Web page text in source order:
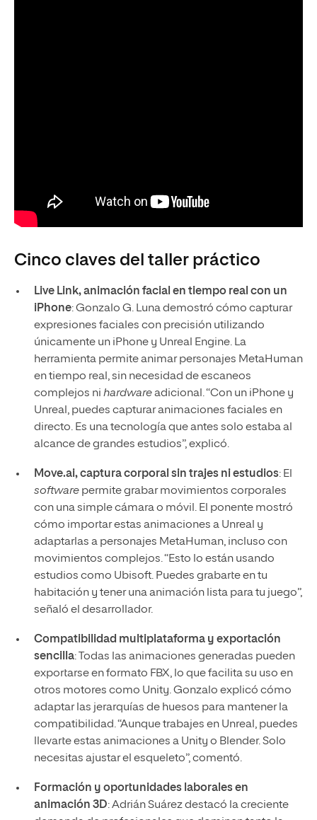
Cinco claves del taller práctico
Live Link, animación facial en tiempo real con un
iPhone: Gonzalo G. Luna demostró cómo capturar
expresiones faciales con precisión utilizando
únicamente un iPhone y Unreal Engine. La
herramienta permite animar personajes MetaHuman
en tiempo real, sin necesidad de escaneos
complejos ni hardwareadicional. “Con un iPhone y
Unreal, puedes capturar animaciones faciales en
directo. Es una tecnología que antes solo estaba al
alcance de grandes estudios”, explicó.
Move.ai, captura corporal sin trajes ni estudios: El
softwarepermite grabar movimientos corporales
con una simple cámara o móvil. El ponente mostró
cómo importar estas animaciones a Unreal y
adaptarlas a personajes MetaHuman, incluso con
movimientos complejos. “Esto lo están usando
estudios como Ubisoft. Puedes grabarte en tu
habitación y tener una animación lista para tu juego”,
señaló el desarrollador.
Compatibilidad multiplataforma y exportación
sencilla: Todas las animaciones generadas pueden
exportarse en formato FBX, lo que facilita su uso en
otros motores como Unity. Gonzalo explicó cómo
adaptar las jerarquías de huesos para mantener la
compatibilidad. “Aunque trabajes en Unreal, puedes
llevarte estas animaciones a Unity o Blender. Solo
necesitas ajustar el esqueleto”, comentó.
Formación y oportunidades laborales en
animación 3D: Adrián Suárez destacó la creciente